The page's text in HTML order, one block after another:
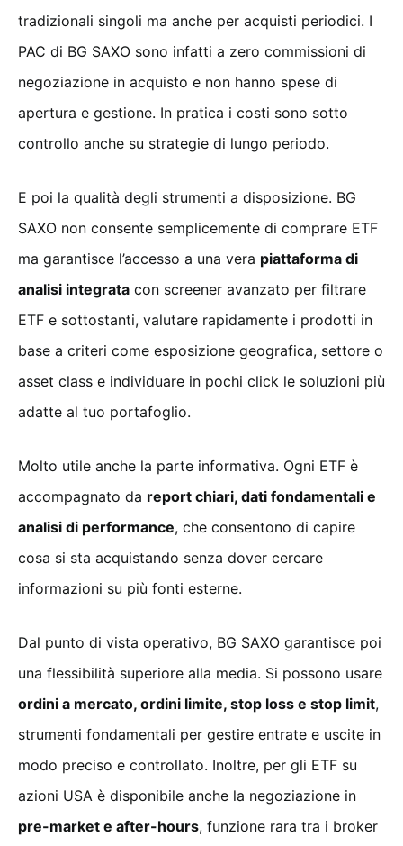
tradizionali singoli ma anche per acquisti periodici. I
PAC di BG SAXO sono infatti a zero commissioni di
negoziazione in acquisto e non hanno spese di
apertura e gestione. In pratica i costi sono sotto
controllo anche su strategie di lungo periodo.
E poi la qualità degli strumenti a disposizione. BG
SAXO non consente semplicemente di comprare ETF
ma garantisce l’accesso a una vera piattaforma di
analisi integrata con screener avanzato per filtrare
ETF e sottostanti, valutare rapidamente i prodotti in
base a criteri come esposizione geografica, settore o
asset class e individuare in pochi click le soluzioni più
adatte al tuo portafoglio.
Molto utile anche la parte informativa. Ogni ETF è
accompagnato da report chiari, dati fondamentali e
analisi di performance, che consentono di capire
cosa si sta acquistando senza dover cercare
informazioni su più fonti esterne.
Dal punto di vista operativo, BG SAXO garantisce poi
una flessibilità superiore alla media. Si possono usare
ordini a mercato, ordini limite, stop loss e stop limit,
strumenti fondamentali per gestire entrate e uscite in
modo preciso e controllato. Inoltre, per gli ETF su
azioni USA è disponibile anche la negoziazione in
pre-market e after-hours, funzione rara tra i broker